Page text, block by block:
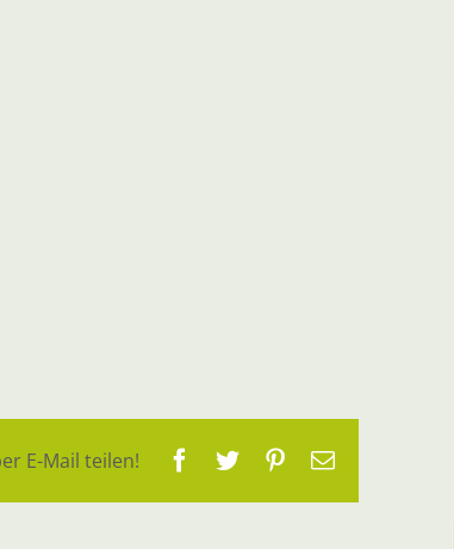
E-Mail teilen! Facebook
TwitterPinterest
E-